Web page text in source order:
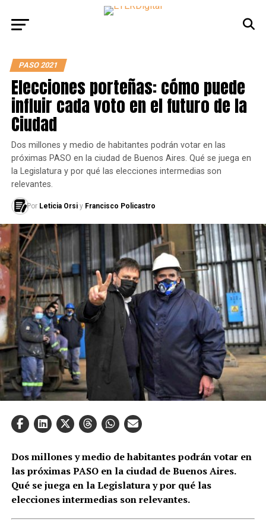
PASO 2021
Elecciones porteñas: cómo puede
influir cada voto en el futuro de la
Ciudad
Dos millones y medio de habitantes podrán votar en las
próximas PASO en la ciudad de Buenos Aires. Qué se juega en
la Legislatura y por qué las elecciones intermedias son
relevantes.
Por Leticia Orsiy Francisco Policastro
Dos millones y medio de habitantes podrán votar en
las próximas PASO en la ciudad de Buenos Aires.
Qué se juega en la Legislatura y por qué las
elecciones intermedias son relevantes.